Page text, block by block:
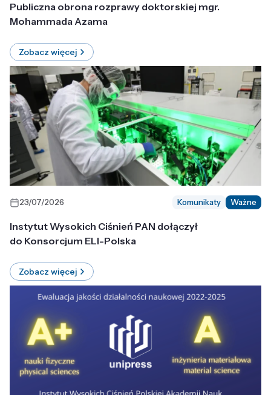
Publiczna obrona rozprawy doktorskiej mgr.
Mohammada Azama
Zobacz więcej
23/07/2026 Komunikaty Ważne
Instytut Wysokich Ciśnień PAN dołączył
do Konsorcjum ELI-Polska
Zobacz więcej